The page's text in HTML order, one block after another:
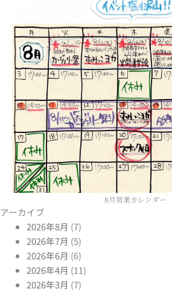
8月営業カレンダー
アーカイブ
2026年8月 (7)
2026年7月 (5)
2026年6月 (6)
2026年4月 (11)
2026年3月 (7)